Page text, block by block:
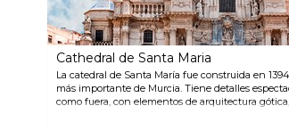
Cathedral de Santa Maria
La catedral de Santa María fue construida en
más importante de Murcia. Tiene detalles
como fuera, con elementos de arquitectura
barroca. La bonita torre tiene 90 metros de altura